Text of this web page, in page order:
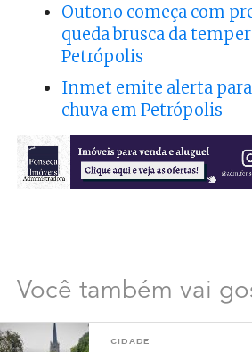
Outono começa com
queda brusca da
Petrópolis
Inmet emite alerta
chuva em Petrópolis
Você também vai
CIDADE